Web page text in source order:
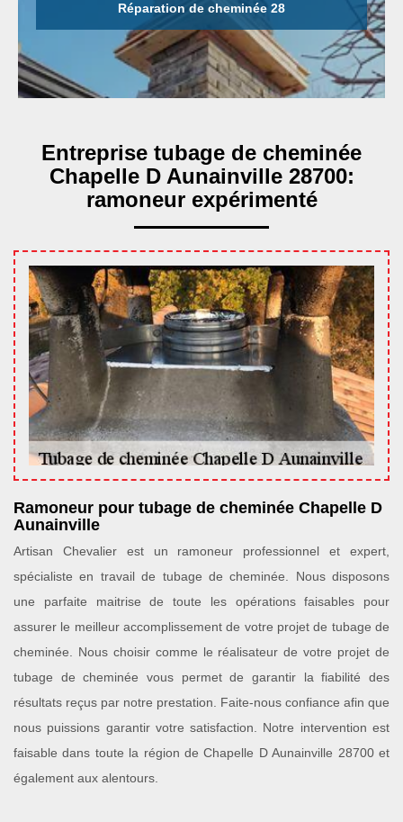
Réparation de cheminée 28
Entreprise tubage de cheminée
Chapelle D Aunainville 28700:
ramoneur expérimenté
Ramoneur pour tubage de cheminée Chapelle D
Aunainville
Artisan Chevalier est un ramoneur professionnel et expert,
spécialiste en travail de tubage de cheminée. Nous disposons
une parfaite maitrise de toute les opérations faisables pour
assurer le meilleur accomplissement de votre projet de tubage de
cheminée. Nous choisir comme le réalisateur de votre projet de
tubage de cheminée vous permet de garantir la fiabilité des
résultats reçus par notre prestation. Faite-nous confiance afin que
nous puissions garantir votre satisfaction. Notre intervention est
faisable dans toute la région de Chapelle D Aunainville 28700 et
également aux alentours.